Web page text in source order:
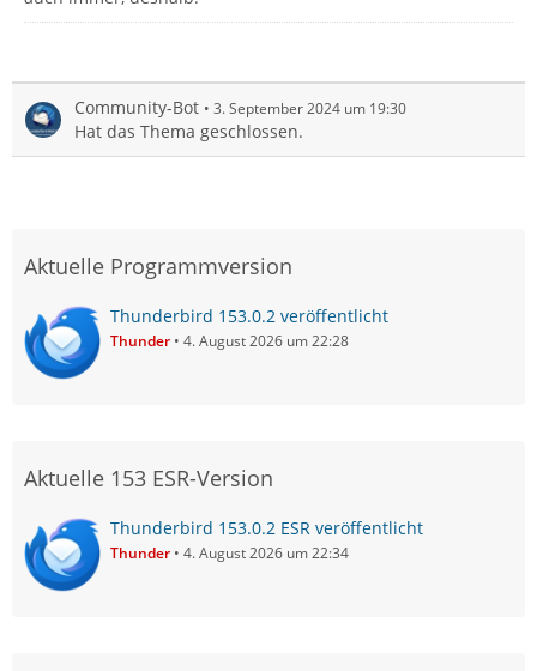
Community-Bot 3. September 2024 um 19:30
Hat das Thema geschlossen.
Aktuelle Programmversion
Thunderbird 153.0.2 veröffentlicht
Thunder 4. August 2026 um 22:28
Aktuelle 153 ESR-Version
Thunderbird 153.0.2 ESR veröffentlicht
Thunder 4. August 2026 um 22:34